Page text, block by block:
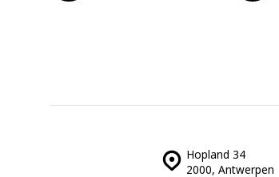
Hopland 34
2000, Antwerpen